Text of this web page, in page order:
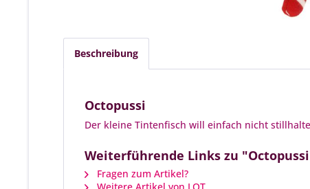
Beschreibung
Octopussi
Der kleine Tintenfisch will einfach nicht
Weiterführende Links zu
Fragen zum Artikel?